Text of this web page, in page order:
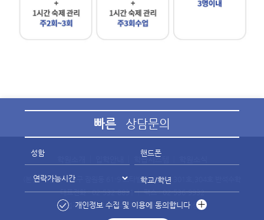
학습시스템
(본관) 서울시 서초구 잠원동 61-9 스타빌딩 202호, 301호,304호 반석수학
대표전화 : 02-532-8831
| 팩스 : 02-536-9932
사업자등록번호 : 114-87-13300 | 대표 : 이상범
빠른 상담문의
성함 핸드폰
학교/학년
개인정보 수집 및 이용에 동의합니다